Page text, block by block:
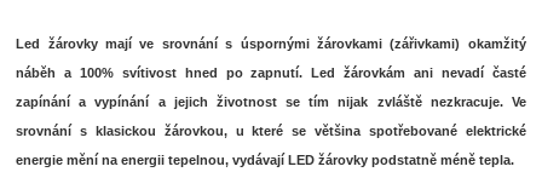
Led žárovky mají ve srovnání s úspornými žárovkami (zářivkami) okamžitý
náběh a 100% svítivost hned po zapnutí. Led žárovkám ani nevadí časté
zapínání a vypínání a jejich životnost se tím nijak zvláště nezkracuje. Ve
srovnání s klasickou žárovkou, u které se většina spotřebované elektrické
energie mění na energii tepelnou, vydávají LED žárovky podstatně méně tepla.